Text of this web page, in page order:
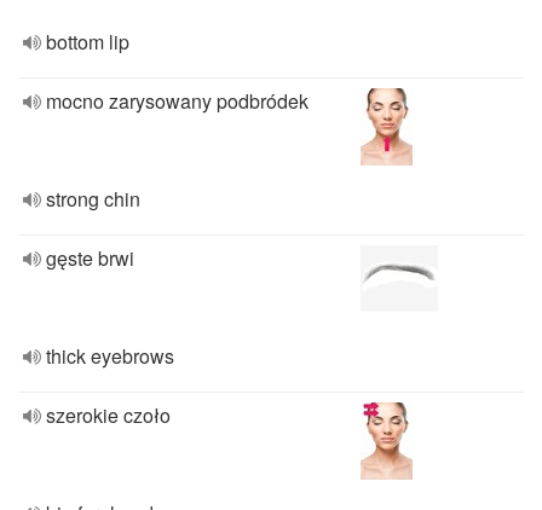
bottom lip
mocno zarysowany podbródek
strong chin
gęste brwi
thick eyebrows
szerokie czoło